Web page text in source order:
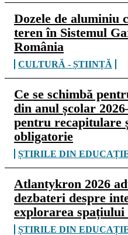
Dozele de aluminiu
teren în Sistemul
România
CULTURĂ - ȘTIINȚĂ
Ce se schimbă
din anul școlar
pentru recapitulare
obligatorie
ȘTIRILE DIN
Atlantykron 2026
dezbateri despre
explorarea
ȘTIRILE DIN